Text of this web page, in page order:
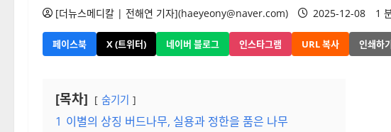
[더뉴스메디칼 | 전해연 기자](haeyeony@naver.com) 2025-12-08 1
페이스북 X (트위터) 네이버 블로그 인스타그램 URL 복사 인쇄하
[목차] 숨기기
1 이별의 상징 버드나무, 실용과 정한을 품은 나무